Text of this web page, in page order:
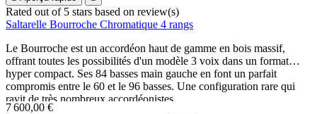
Rated out of 5 stars based on review(s)
Saltarelle Bourroche Chromatique 4 rangs
Le Bourroche est un accordéon haut de gamme en bois massif,
offrant toutes les possibilités d'un modèle 3 voix dans un format
hyper compact. Ses 84 basses main gauche en font un parfait
compromis entre le 60 et le 96 basses. Une configuration rare qui
ravit de très nombreux accordéonistes.
7 600,00 €